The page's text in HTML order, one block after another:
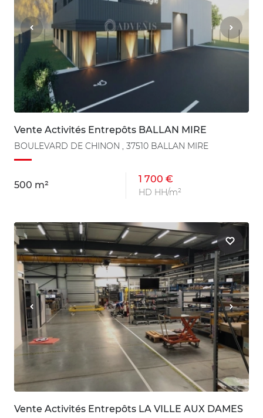
Vente Activités Entrepôts BALLAN MIRE
BOULEVARD DE CHINON , 37510 BALLAN MIRE
500 m²
1 700 €
HD HH/m²
Vente Activités Entrepôts LA VILLE AUX DAMES